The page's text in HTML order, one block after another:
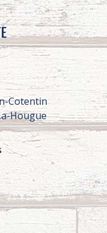
Cotentin
Hougue